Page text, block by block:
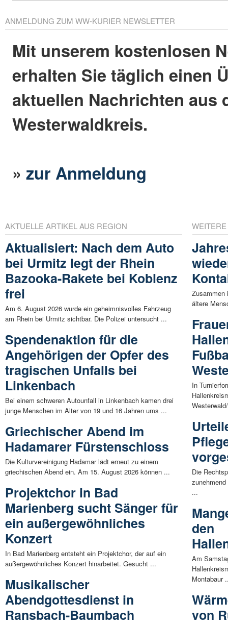
ANMELDUNG ZUM WW-KURIER NEWSLETTER
Mit unserem kostenlosen
erhalten Sie täglich einen
aktuellen Nachrichten aus
Westerwaldkreis.
»zur Anmeldung
AKTUELLE ARTIKEL AUS REGION
Aktualisiert: Nach dem Auto
bei Urmitz legt der Rhein
Bazooka-Rakete bei Koblenz
frei
Am 6. August 2026 wurde ein geheimnisvolles Fahrzeug
am Rhein bei Urmitz sichtbar. Die Polizei untersucht ...
Spendenaktion für die
Angehörigen der Opfer des
tragischen Unfalls bei
Linkenbach
Bei einem schweren Autounfall in Linkenbach kamen drei
junge Menschen im Alter von 19 und 16 Jahren ums ...
Griechischer Abend im
Hadamarer Fürstenschloss
Die Kulturvereinigung Hadamar lädt erneut zu einem
griechischen Abend ein. Am 15. August 2026 können ...
Projektchor in Bad
Marienberg sucht Sänger für
ein außergewöhnliches
Konzert
In Bad Marienberg entsteht ein Projektchor, der auf ein
außergewöhnliches Konzert hinarbeitet. Gesucht ...
Musikalischer
Abendgottesdienst in
Ransbach-Baumbach
Zusammen
ältere
In
Die
...
den
Am
Montabaur
von